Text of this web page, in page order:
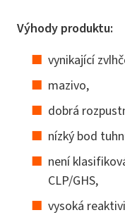
Výhody produktu:
vynikající
mazivo,
dobrá
nízký bod
není
CLP/GHS,
vysoká